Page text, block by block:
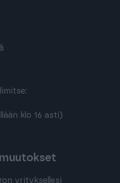
klo 16 asti)
yrityksellesi